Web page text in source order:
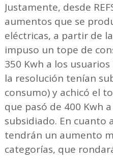
Justamente, desde
aumentos que se
eléctricas, a partir de
impuso un tope de
350 Kwh a los
la resolución tenían
consumo) y achicó el
que pasó de 400 Kwh
subsidiado. En cuanto
tendrán un aumento
categorías, que